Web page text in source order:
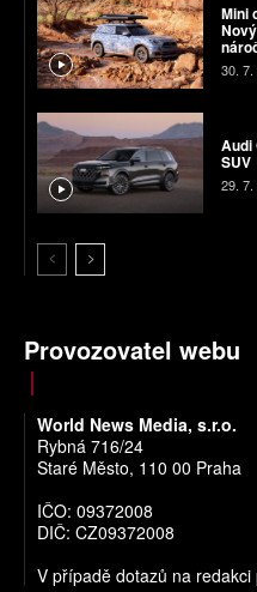
Mini
30. 7.
Audi
SUV
29. 7.
Provozovatel webu
World News Media, s.r.o.
Rybná 716/24
Staré Město, 110 00 Praha
IČO: 09372008
DIČ: CZ09372008
V případě dotazů na redakci